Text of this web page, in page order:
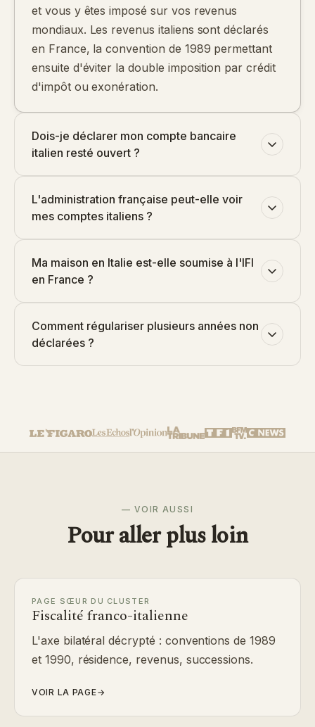
et vous y êtes imposé sur vos revenus
mondiaux. Les revenus italiens sont déclarés
en France, la convention de 1989 permettant
ensuite d'éviter la double imposition par crédit
d'impôt ou exonération.
Dois-je déclarer mon compte bancaire
italien resté ouvert ?
L'administration française peut-elle voir
mes comptes italiens ?
Ma maison en Italie est-elle soumise à l'IFI
en France ?
Comment régulariser plusieurs années non
déclarées ?
— VOIR AUSSI
Pour aller plus loin
PAGE SŒUR DU CLUSTER
Fiscalité franco-italienne
L'axe bilatéral décrypté : conventions de 1989
et 1990, résidence, revenus, successions.
VOIR LA PAGE→